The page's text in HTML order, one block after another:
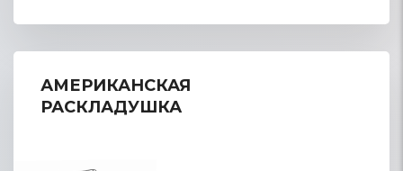
АМЕРИКАНСКАЯ
РАСКЛАДУШКА